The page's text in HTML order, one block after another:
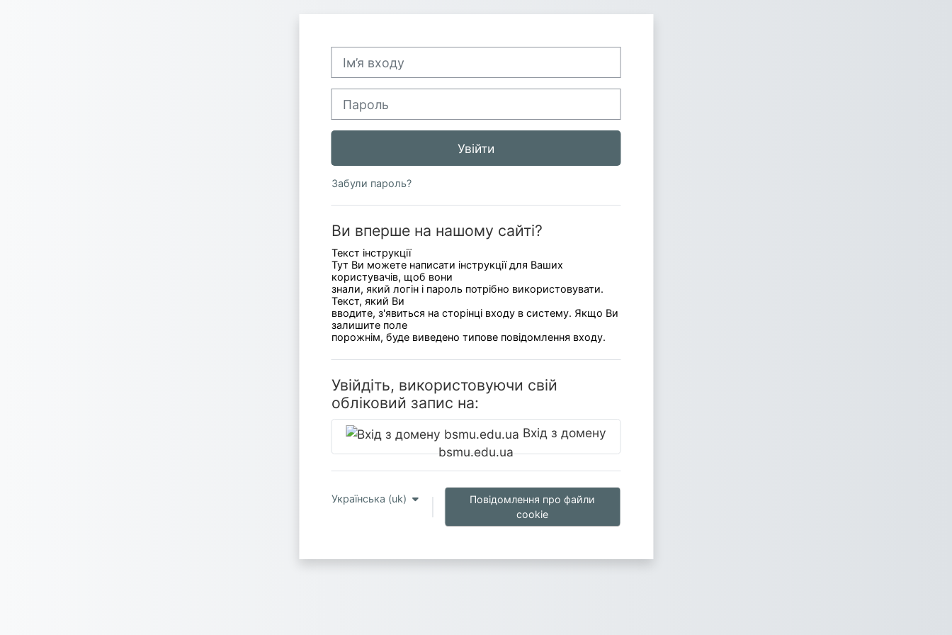
Увійти
Забули пароль?
Ви вперше на нашому сайті?
Текст інструкції
Тут Ви можете написати інструкції для Ваших
користувачів, щоб вони
знали, який логін і пароль потрібно використовувати.
Текст, який Ви
вводите, з'явиться на сторінці входу в систему. Якщо Ви
залишите поле
порожнім, буде виведено типове повідомлення входу.
Увійдіть, використовуючи свій
обліковий запис на:
bsmu.edu.ua
Українська ‎(uk)‎
Повідомлення про файли
cookie